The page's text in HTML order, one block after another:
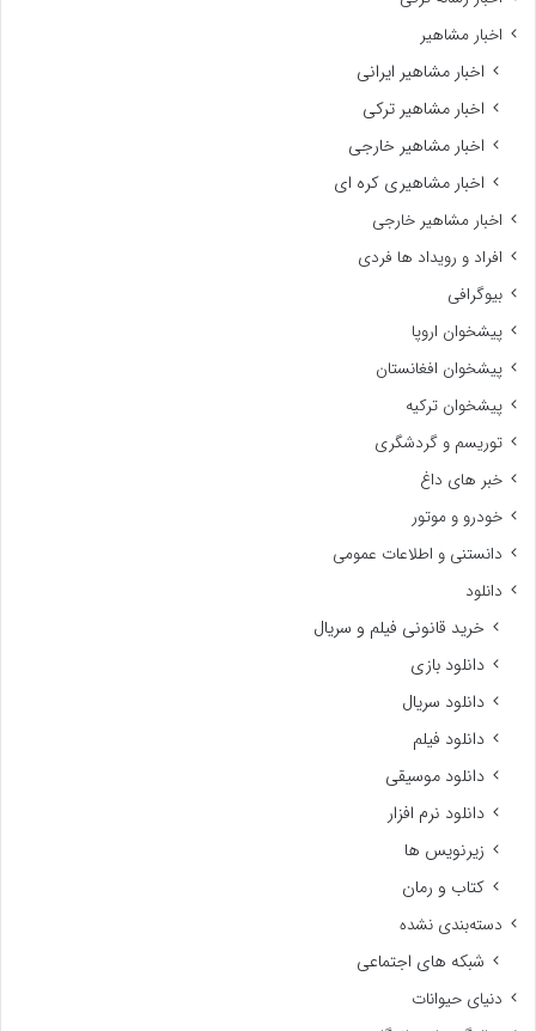
اخبار مشاهیر
اخبار مشاهیر ایرانی
اخبار مشاهیر ترکی
اخبار مشاهیر خارجی
اخبار مشاهیری کره ای
اخبار مشاهیر خارجی
افراد و رویداد ها فردی
بیوگرافی
پیشخوان اروپا
پیشخوان افغانستان
پیشخوان ترکیه
توریسم و گردشگری
خبر های داغ
خودرو و موتور
دانستنی و اطلاعات عمومی
دانلود
خرید قانونی فیلم و سریال
دانلود بازی
دانلود سریال
دانلود فیلم
دانلود موسیقی
دانلود نرم افزار
زیرنویس ها
کتاب و رمان
دسته‌بندی نشده
شبکه های اجتماعی
دنیای حیوانات